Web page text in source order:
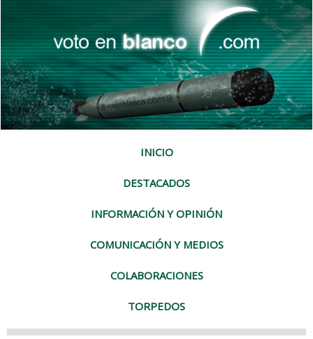
INICIO
DESTACADOS
INFORMACIÓN Y OPINIÓN
COMUNICACIÓN Y MEDIOS
COLABORACIONES
TORPEDOS